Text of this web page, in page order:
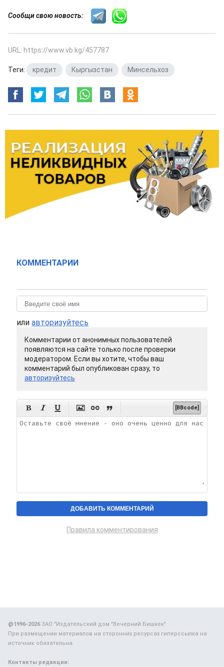
Сообщи свою новость:
URL: https://www.vb.kg/457787
Теги: кредит Кыргызстан Минсельхоз
КОММЕНТАРИИ
или авторизуйтесь
Комментарии от анонимных пользователей
появляются на сайте только после проверки
модератором. Если вы хотите, чтобы ваш
комментарий был опубликован сразу, то
авторизуйтесь
      [BBcode]
Правила комментирования
@1996-2026ЗАО "Издательский дом "Вечерний Бишкек"
При размещении материалов на сторонних ресурсах гиперссылка на
источник обязательна.
Контакты редакции: